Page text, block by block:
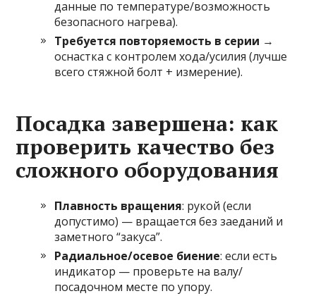
данные по температуре/возможность
безопасного нагрева).
Требуется повторяемость в серии →
оснастка с контролем хода/усилия (лучше
всего стяжной болт + измерение).
Посадка завершена: как
проверить качество без
сложного оборудования
Плавность вращения: рукой (если
допустимо) — вращается без заеданий и
заметного “закуса”.
Радиальное/осевое биение: если есть
индикатор — проверьте на валу/
посадочном месте по упору.